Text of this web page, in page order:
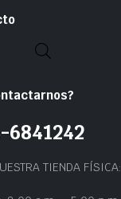
6841242
TIENDA FÍSICA: